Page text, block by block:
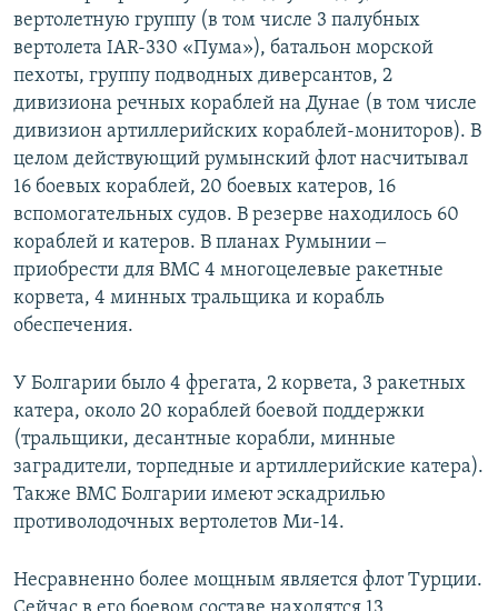
вертолетную группу (в том числе 3 палубных
вертолета IAR-330 «Пума»), батальон морской
пехоты, группу подводных диверсантов, 2
дивизиона речных кораблей на Дунае (в том числе
дивизион артиллерийских кораблей-мониторов). В
целом действующий румынский флот насчитывал
16 боевых кораблей, 20 боевых катеров, 16
вспомогательных судов. В резерве находилось 60
кораблей и катеров. В планах Румынии ‒
приобрести для ВМС 4 многоцелевые ракетные
корвета, 4 минных тральщика и корабль
обеспечения.
У Болгарии было 4 фрегата, 2 корвета, 3 ракетных
катера, около 20 кораблей боевой поддержки
(тральщики, десантные корабли, минные
заградители, торпедные и артиллерийские катера).
Также ВМС Болгарии имеют эскадрилью
противолодочных вертолетов Ми-14.
Несравненно более мощным является флот Турции.